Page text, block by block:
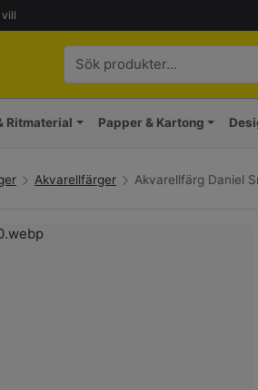
vill
Ritmaterial Papper & Kartong
Akvarellfärger Akvarellfärg Daniel